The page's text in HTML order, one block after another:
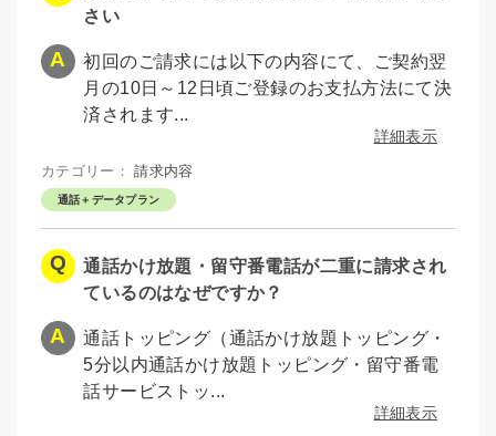
さい
初回のご請求には以下の内容にて、ご契約翌
月の10日～12日頃ご登録のお支払方法にて決
済されます...
詳細表示
カテゴリー：請求内容
通話＋データプラン
通話かけ放題・留守番電話が二重に請求され
ているのはなぜですか？
通話トッピング（通話かけ放題トッピング・
5分以内通話かけ放題トッピング・留守番電
話サービストッ...
詳細表示